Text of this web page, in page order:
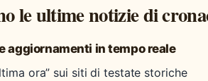
le ultime notizie di
aggiornamenti in tempo reale
ora” sui siti di testate storiche